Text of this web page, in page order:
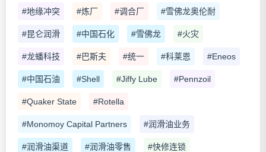
#地缘冲突 #炼厂 #调合厂 #雪佛龙奥伦耐
#昆仑润滑 #中国石化 #雪佛龙 #火灾
#龙蟠科技 #巴斯夫 #统一 #科莱恩 #Eneos
#中国石油 #Shell #Jiffy Lube #Pennzoil
#Quaker State #Rotella
#Monomoy Capital Partners #润滑油业务
#润滑油渠道 #润滑油零售 #快修连锁